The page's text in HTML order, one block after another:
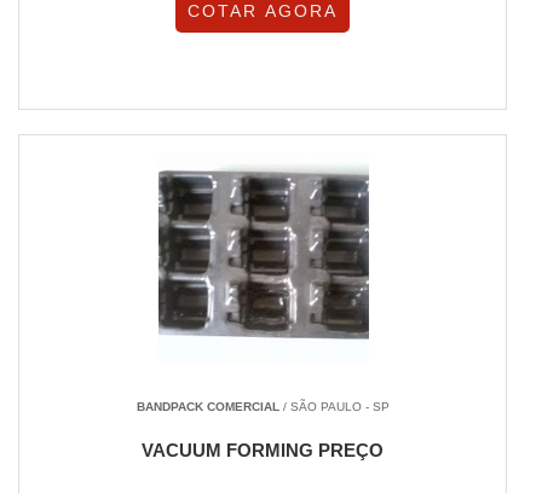
COTAR AGORA
BANDPACK COMERCIAL/ SÃO PAULO - SP
VACUUM FORMING PREÇO